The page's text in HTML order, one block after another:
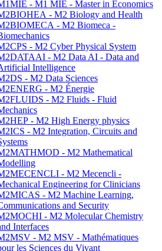
- M1 MIE - Master in Economics
- M2 Biology and Health
- M2 Biomeca -
- M2 Cyber Physical System
- M2 Data AI - Data and
Intelligence
- M2 Data Sciences
- M2 Énergie
- M2 Fluids - Fluid
- M2 High Energy physics
- M2 Integration, Circuits and
- M2 Mathematical
- M2 Mecencli -
Engineering for Clinicians
- M2 Machine Learning,
and Security
- M2 Molecular Chemistry
Interfaces
- M2 MSV - Mathématiques
les Sciences du Vivant